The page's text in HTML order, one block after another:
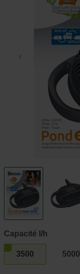
Capacité l/h
3500 5000